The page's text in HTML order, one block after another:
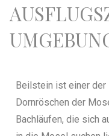
Beilstein ist einer der
Dornröschen der
Bachläufen, die sich